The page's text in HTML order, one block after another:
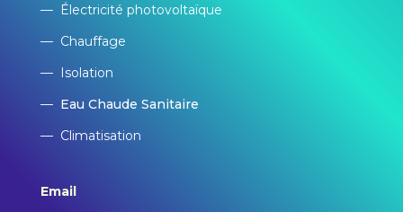
— Électricité photovoltaïque
— Chauffage
— Isolation
— Eau Chaude Sanitaire
— Climatisation
Email